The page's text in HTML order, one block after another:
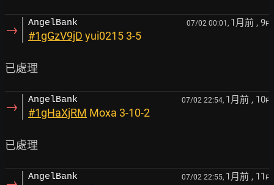
→ AngelBank 07/02 00:01, 1月前 , 9F
#1gGzV9jD yui0215 3-5
→ AngelBank 07/02 22:54, 1月前 , 10F
#1gHaXjRM Moxa 3-10-2
AngelBank 07/02 22:55, 1月前 , 11 F